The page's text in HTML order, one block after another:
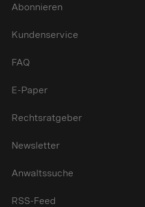
Abonnieren
Kundenservice
FAQ
E-Paper
Rechtsratgeber
Newsletter
Anwaltssuche
RSS-Feed